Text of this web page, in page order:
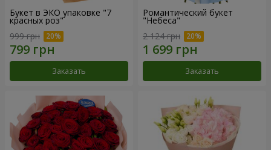
Букет в ЭКО упаковке "7
красных роз"
999 грн
Заказать
Романтический букет
"Небеса"
2 124 грн
Заказать